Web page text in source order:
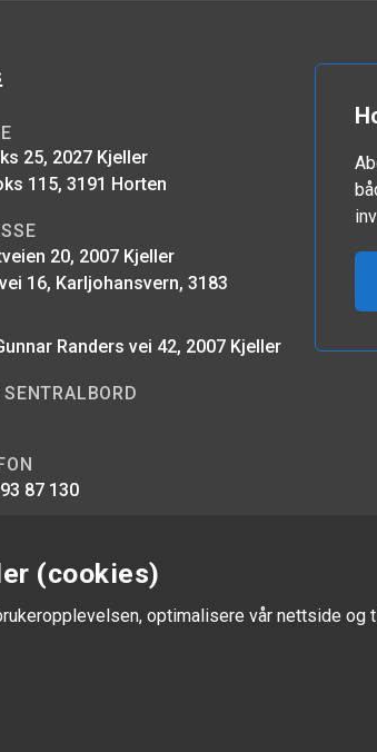
(cookies)
optimalisere vår nettside og
25, 2027 Kjeller
115, 3191 Horten
20, 2007 Kjeller
16, Karljohansvern, 3183
Randers vei 42, 2007 Kjeller
87 130